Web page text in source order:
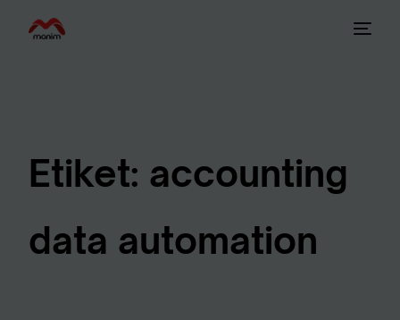
Etiket: accounting
data automation